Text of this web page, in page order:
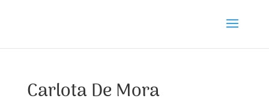
Carlota De Mora